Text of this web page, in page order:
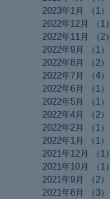
2023年1月
（1）
2022年12月
（1）
2022年11月
（2）
2022年9月
（1）
2022年8月
（2）
2022年7月
（4）
2022年6月
（1）
2022年5月
（1）
2022年4月
（2）
2022年2月
（1）
2022年1月
（1）
2021年12月
（1）
2021年10月
（1）
2021年9月
（2）
2021年8月
（3）